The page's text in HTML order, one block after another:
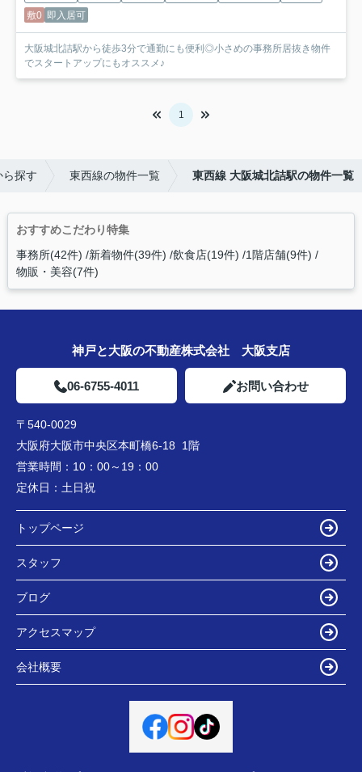
敷0 即入居可
大阪城北詰駅から徒歩3分で通勤にも便利◎小さめの事務所居抜き物件
でスタートアップにもオススメ♪
1
ら探す 東西線の物件一覧 東西線 大阪城北詰駅の物件一覧
おすすめこだわり特集
事務所(42件) 新着物件(39件) 飲食店(19件) 1階店舗(9件)
物販・美容(7件)
神戸と大阪の不動産株式会社 大阪支店
06-6755-4011 お問い合わせ
〒540-0029
大阪府大阪市中央区本町橋6-18 1階
営業時間： 10：00～19：00
定休日： 土日祝
トップページ
スタッフ
ブログ
アクセスマップ
会社概要